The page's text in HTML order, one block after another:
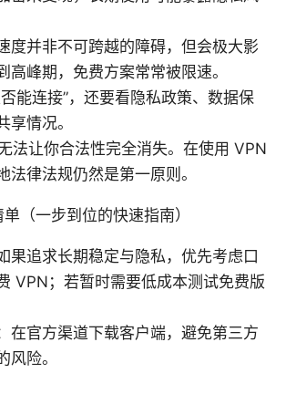
度并非不可跨越的障碍，但会极大影
高峰期，免费方案常常被限速。
能连接”，还要看隐私政策、数据保
享情况。
法让你合法性完全消失。在使用 VPN
法律法规仍然是第一原则。
（一步到位的快速指南）
果追求长期稳定与隐私，优先考虑口
VPN；若暂时需要低成本测试免费版
在官方渠道下载客户端，避免第三方
风险。